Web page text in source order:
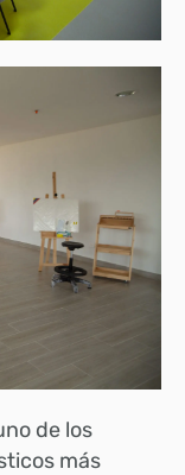
de los
más